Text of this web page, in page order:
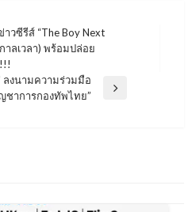
วซีรีส์ “The Boy Next
าลเวลา) พร้อมปล่อย
ลงนามความร่วมมือ
าการกองทัพไทย”